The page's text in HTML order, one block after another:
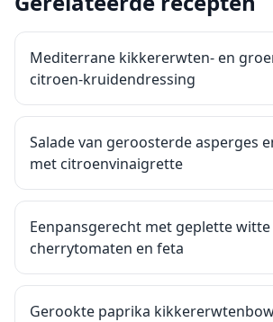
Mediterrane kikkererwten- en
citroen-kruidendressing
Salade van geroosterde asperges
met citroenvinaigrette
Eenpansgerecht met geplette
cherrytomaten en feta
Gerookte paprika